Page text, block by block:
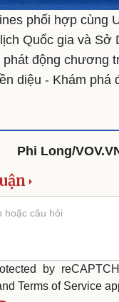
phối hợp cùng
Quốc gia và Sở
động chương
diệu - Khám phá
Phi Long/
by
Terms of Service